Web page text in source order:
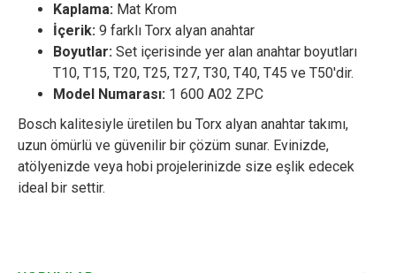
Kaplama: Mat Krom
İçerik: 9 farklı Torx alyan anahtar
Boyutlar: Set içerisinde yer alan anahtar boyutları
T10, T15, T20, T25, T27, T30, T40, T45 ve T50'dir.
Model Numarası: 1 600 A02 ZPC
Bosch kalitesiyle üretilen bu Torx alyan anahtar takımı,
uzun ömürlü ve güvenilir bir çözüm sunar. Evinizde,
atölyenizde veya hobi projelerinizde size eşlik edecek
ideal bir settir.